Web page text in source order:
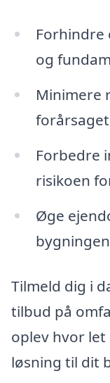
Forhindre
og
Minimere
Forbedre
risikoen
Øge
Tilmeld dig i
tilbud på
oplev hvor
løsning til dit